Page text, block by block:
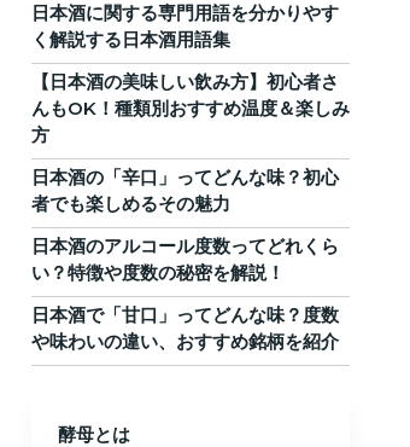
日本酒に関する専門用語を分かりやす
く解説する日本酒用語集
【日本酒の美味しい飲み方】初心者さ
んもOK！種類別おすすめ温度＆楽しみ
方
日本酒の「辛口」ってどんな味？初心
者でも楽しめるその魅力
日本酒のアルコール度数ってどれくら
い？特徴や度数の秘密を解説！
日本酒で「甘口」ってどんな味？度数
や味わいの違い、おすすめ銘柄を紹介
酵母とは